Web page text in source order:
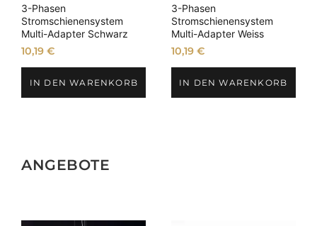
3-Phasen
Stromschienensystem
Multi-Adapter Schwarz
10,19€
IN DEN WARENKORB
3-Phasen
Stromschienensystem
Multi-Adapter Weiss
10,19 €
IN DEN WARENKORB
ANGEBOTE